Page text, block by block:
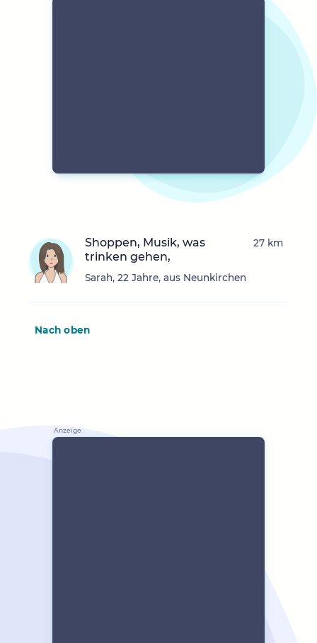
Shoppen, Musik, was
trinken gehen,
Sarah, 22 Jahre, aus Neunkirchen
27 km
Nach oben